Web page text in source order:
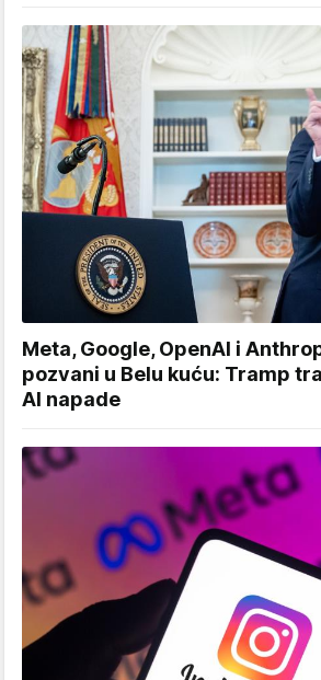
Meta, Google, OpenAI i
pozvani u Belu kuću: Tramp
AI napade